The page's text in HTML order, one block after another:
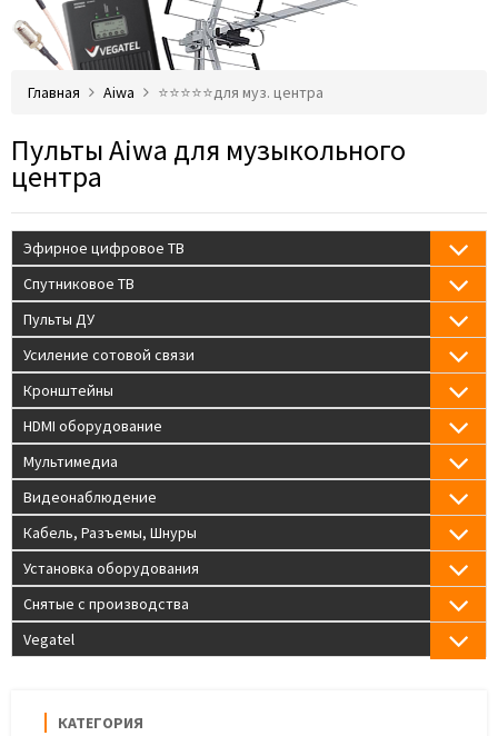
Главная Aiwa ⭐️⭐️⭐️⭐️⭐️для муз. центра
Пульты Aiwa для музыкольного
центра
Эфирное цифровое ТВ
Спутниковое ТВ
Пульты ДУ
Усиление сотовой связи
Кронштейны
HDMI оборудование
Мультимедиа
Видеонаблюдение
Кабель, Разъемы, Шнуры
Установка оборудования
Снятые с производства
Vegatel
КАТЕГОРИЯ